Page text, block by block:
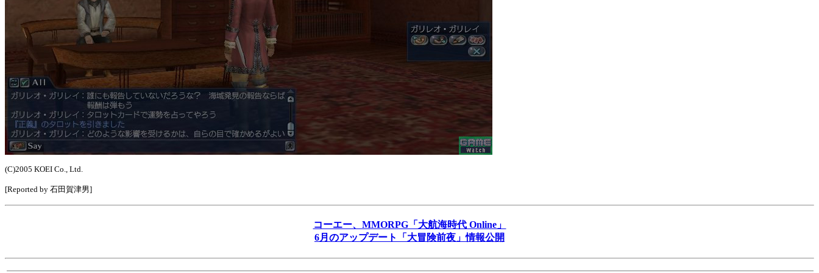
(C)2005 KOEI Co., Ltd.
[Reported by 石田賀津男]
コーエー、MMORPG「大航海時代 Online」
6月のアップデート「大冒険前夜」情報公開